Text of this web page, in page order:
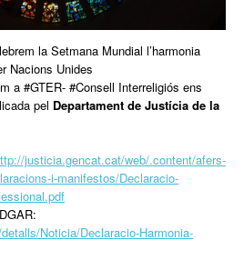
la Setmana Mundial l’harmonia
Nacions Unides
a #GTER- #Consell Interreligiós ens
pel Departament de Justícia de la
justicia.gencat.cat/web/.content/afers-
i-manifestos/Declaracio-
Noticia/Declaracio-Harmonia-